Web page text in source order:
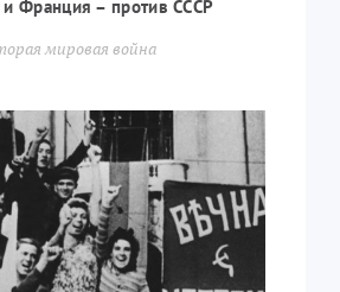
Франция – против СССР
мировая война